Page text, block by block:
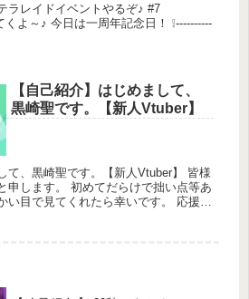
ラレイドイベントやるぞ♪ #7
【自己紹介】はじめまして、
黒崎聖です。【新人Vtuber】
、黒崎聖です。【新人Vtuber】 皆様
申します。 初めてだらけで拙い点等あ
で見てくれたら幸いです。 応援し